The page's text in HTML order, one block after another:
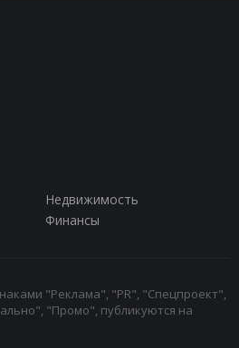
Недвижимость
Финансы
"Реклама", "PR", "Спецпроект",
"Промо", публикуются на